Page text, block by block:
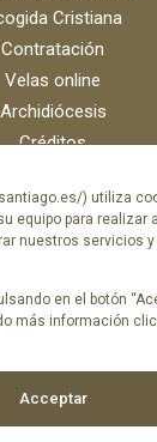
) utiliza
equipo para realizar
nuestros servicios
en el botón
más información
Acceptar
Cristiana
Contratación
Velas online
Archidiócesis
Créditos
Contacto
SAMI